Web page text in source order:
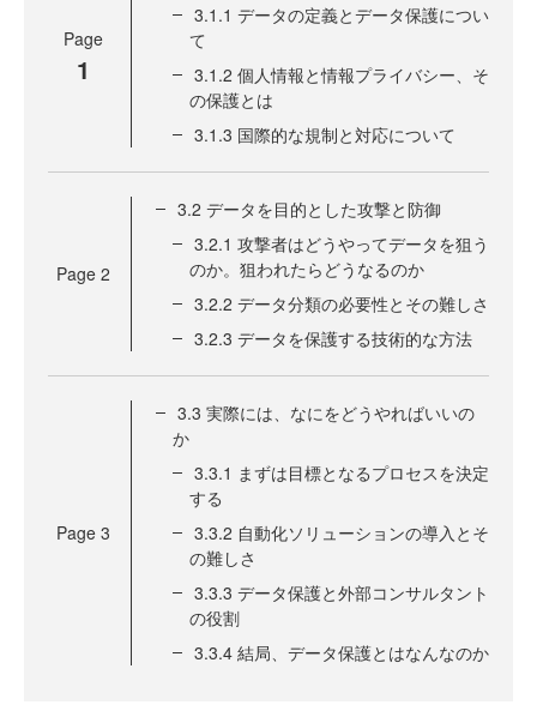
Page
1
3.1.1 データの定義とデータ保護につい
て
3.1.2 個人情報と情報プライバシー、そ
の保護とは
3.1.3 国際的な規制と対応について
Page 2
3.2 データを目的とした攻撃と防御
3.2.1 攻撃者はどうやってデータを狙う
のか。狙われたらどうなるのか
3.2.2 データ分類の必要性とその難しさ
3.2.3 データを保護する技術的な方法
Page 3
3.3 実際には、なにをどうやればいいの
か
3.3.1 まずは目標となるプロセスを決定
する
3.3.2 自動化ソリューションの導入とそ
の難しさ
3.3.3 データ保護と外部コンサルタント
の役割
3.3.4 結局、データ保護とはなんなのか